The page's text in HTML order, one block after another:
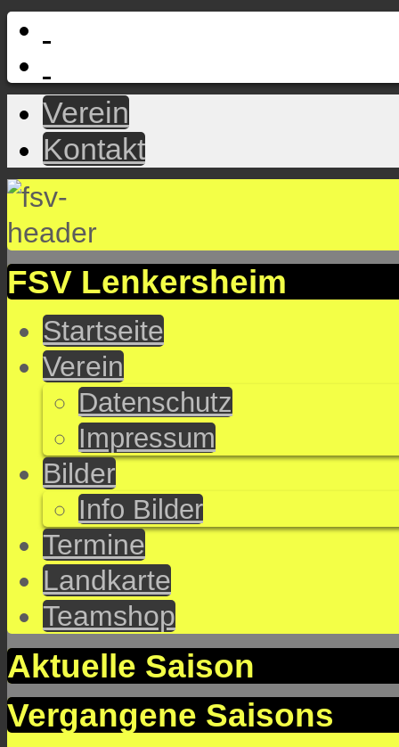
Verein
Kontakt
FSV Lenkersheim
Startseite
Verein
Datenschutz
Impressum
Bilder
Info Bilder
Termine
Landkarte
Teamshop
Aktuelle Saison
Vergangene Saisons